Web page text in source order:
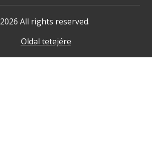
All rights reserved.
Oldal tetejére